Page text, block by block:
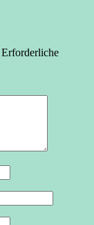
Erforderliche